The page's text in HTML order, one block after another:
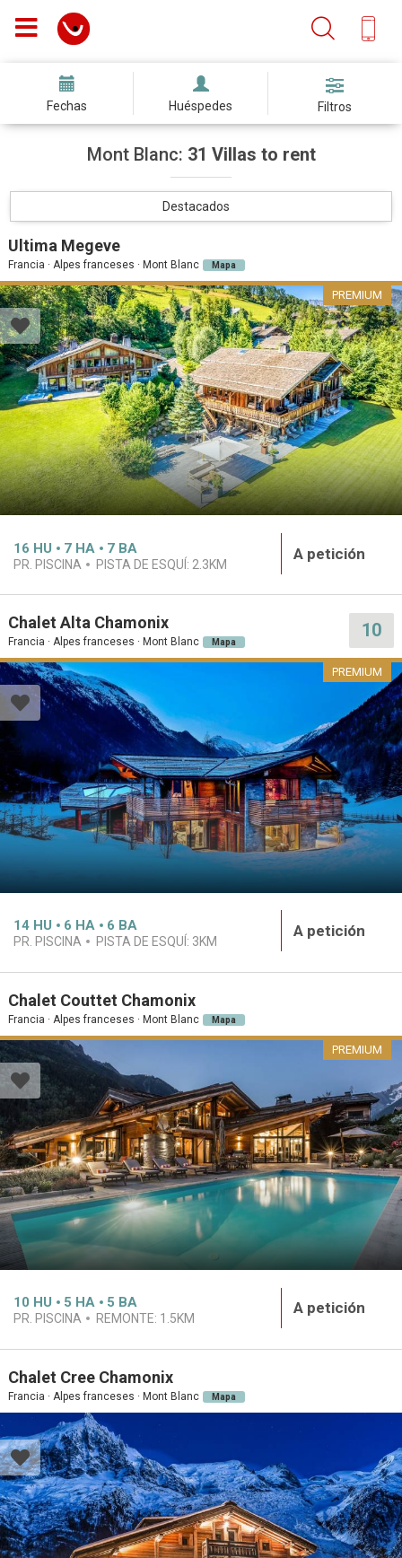
Fechas Huéspedes Filtros
Mont Blanc: 31 Villas to rent
Destacados
Ultima Megeve
Francia · Alpes franceses · Mont Blanc Mapa
PREMIUM
16 HU 7 HA 7 BA
PR. PISCINA PISTA DE ESQUÍ: 2.3KM
A petición
Chalet Alta Chamonix
Francia · Alpes franceses · Mont Blanc Mapa
10
PREMIUM
14 HU 6 HA 6 BA
PR. PISCINA PISTA DE ESQUÍ: 3KM
A petición
Chalet Couttet Chamonix
Francia · Alpes franceses · Mont Blanc Mapa
PREMIUM
10 HU 5 HA 5 BA
PR. PISCINA REMONTE: 1.5KM
A petición
Chalet Cree Chamonix
Francia · Alpes franceses · Mont Blanc Mapa